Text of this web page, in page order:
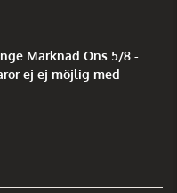
Marknad Ons 5/8 -
ej ej möjlig med